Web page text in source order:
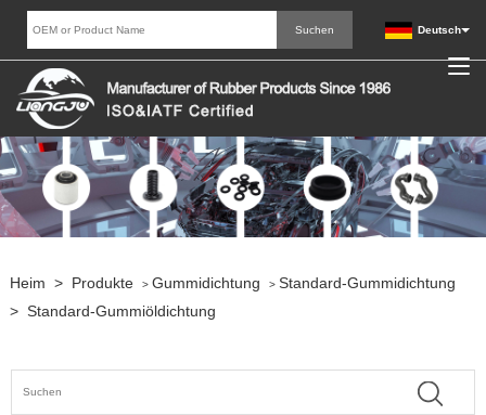
Deutsch
Heim > Produkte > Gummidichtung > Standard-Gummidichtung
> Standard-Gummiöldichtung